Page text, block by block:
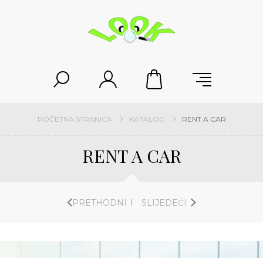
POČETNA STRANICA KATALOG RENT A CAR
RENT A CAR
PRETHODNI SLIJEDEĆI